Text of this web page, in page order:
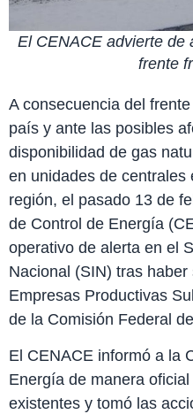
El CENACE advierte de
frente
A consecuencia del
país y ante las posibles
disponibilidad de gas
en unidades de centrales
región, el pasado 13 de
de Control de Energía
operativo de alerta en el
Nacional (SIN) tras
Empresas Productivas
de la Comisión Federal
El CENACE informó a la
Energía de manera
existentes y tomó las